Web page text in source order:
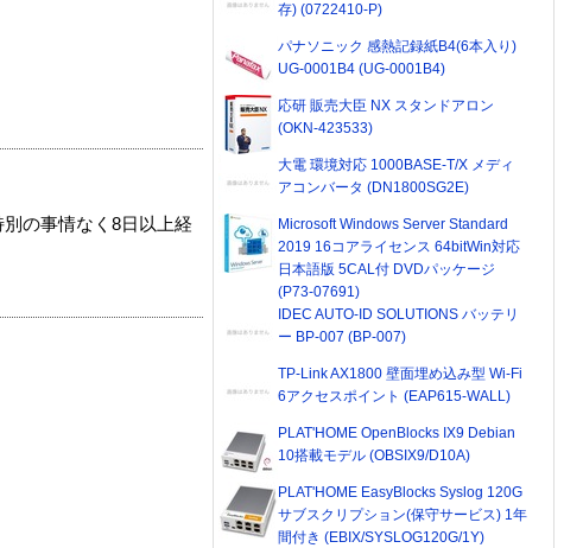
の事情なく8日以上経
存) (0722410-P)
パナソニック 感熱記録紙B4(6本入り)
UG-0001B4 (UG-0001B4)
応研 販売大臣 NX スタンドアロン
(OKN-423533)
大電 環境対応 1000BASE-T/X メディ
アコンバータ (DN1800SG2E)
Microsoft Windows Server Standard
2019 16コアライセンス 64bitWin対応
日本語版 5CAL付 DVDパッケージ
(P73-07691)
IDEC AUTO-ID SOLUTIONS バッテリ
ー BP-007 (BP-007)
TP-Link AX1800 壁面埋め込み型 Wi-Fi
6アクセスポイント (EAP615-WALL)
PLAT'HOME OpenBlocks IX9 Debian
10搭載モデル (OBSIX9/D10A)
PLAT'HOME EasyBlocks Syslog 120G
サブスクリプション(保守サービス) 1年
間付き (EBIX/SYSLOG120G/1Y)